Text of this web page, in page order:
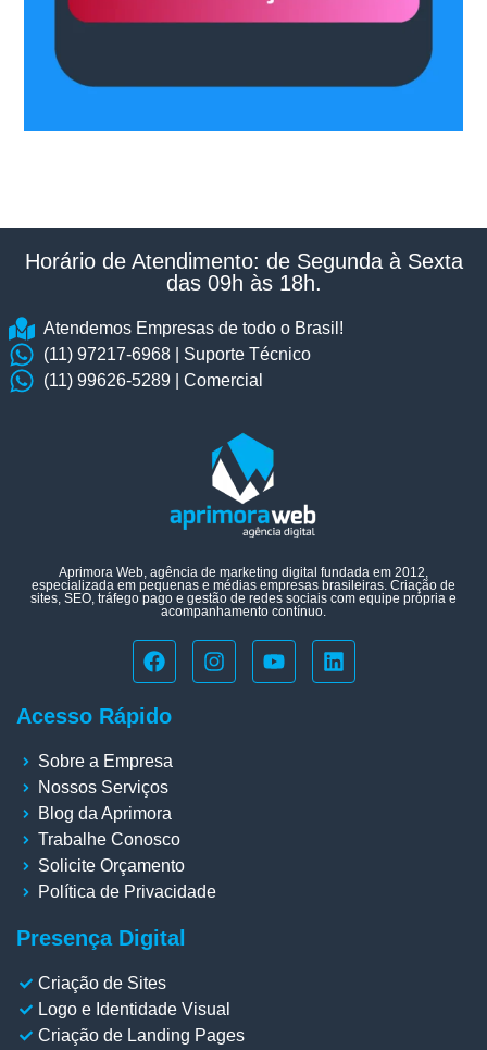
Horário de Atendimento: de Segunda à Sexta
das 09h às 18h.​
Atendemos Empresas de todo o Brasil!
(11) 97217-6968 | Suporte Técnico
(11) 99626-5289 | Comercial
Aprimora Web, agência de marketing digital fundada em 2012,
especializada em pequenas e médias empresas brasileiras. Criação de
sites, SEO, tráfego pago e gestão de redes sociais com equipe própria e
acompanhamento contínuo.
Acesso Rápido
Sobre a Empresa
Nossos Serviços
Blog da Aprimora
Trabalhe Conosco
Solicite Orçamento
Política de Privacidade
Presença Digital
Criação de Sites
Logo e Identidade Visual
Criação de Landing Pages